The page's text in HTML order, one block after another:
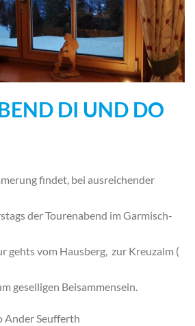
DI UND DO
findet, bei ausreichender
der Tourenabend im Garmisch-
gehts vom Hausberg, zur Kreuzalm (
geselligen Beisammensein.
Ander Seufferth